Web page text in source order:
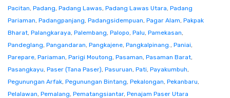
Pacitan, Padang, Padang Lawas, Padang Lawas Utara, Padang
Pariaman, Padangpanjang, Padangsidempuan, Pagar Alam, Pakpak
Bharat, Palangkaraya, Palembang, Palopo, Palu, Pamekasan,
Pandeglang, Pangandaran, Pangkajene, Pangkalpinang., Paniai,
Parepare, Pariaman, Parigi Moutong, Pasaman, Pasaman Barat,
Pasangkayu, Paser (Tana Paser), Pasuruan, Pati, Payakumbuh,
Pegunungan Arfak, Pegunungan Bintang, Pekalongan, Pekanbaru,
Pelalawan, Pemalang, Pematangsiantar, Penajam Paser Utara